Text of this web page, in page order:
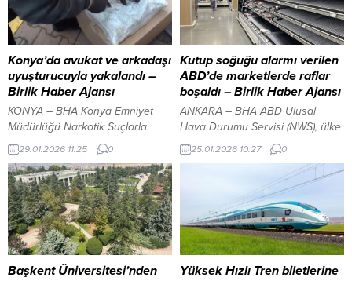
Konya’da avukat ve arkadaşı
uyuşturucuyla yakalandı –
Birlik Haber Ajansı
KONYA – BHA Konya Emniyet
Müdürlüğü Narkotik Suçlarla
Mücadele Şube Müdürlüğü
ekipleri, Konya Barosu’na kayıtlı
avukat Sefa S.’nin İstanbul’dan
kente uyuşturucu madde
getireceği yönünde bilgi
edinmesi üzerine çalışma
başlattı. Yapılan takip sonucunda
avukat Sefa S. ile birlikte hareket
ettiği öğrenilen, nargile tütünü
29.01.2026 11:25 0
Kutup soğuğu alarmı verilen
ABD’de marketlerde raflar
boşaldı – Birlik Haber Ajansı
ANKARA – BHA ABD Ulusal
Hava Durumu Servisi (NWS), ülke
topraklarının yarısından
fazlasının önümüzdeki günlerde
yoğun kar yağışıyla birlikte
“dondurucu soğukların” etkisi
altına gireceğini duyurdu.
Yetkililer, olumsuz hava koşulları
nedeniyle vatandaşlara zorunlu
olmadıkça evlerinden
çıkmamaları yönünde uyarılarda
25.01.2026 10:27 0
Başkent Üniversitesi’nden
Yüksek Hızlı Tren biletlerine